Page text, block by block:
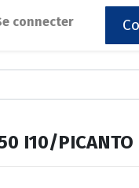
connecter
I10/PICANTO